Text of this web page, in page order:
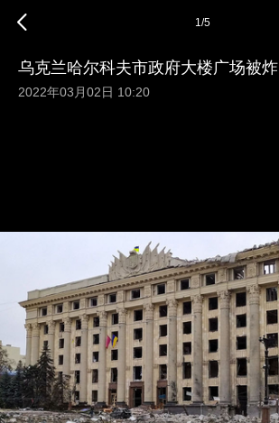
1/5
乌克兰哈尔科夫市政府大楼广场被炸
2022年03月02日 10:20